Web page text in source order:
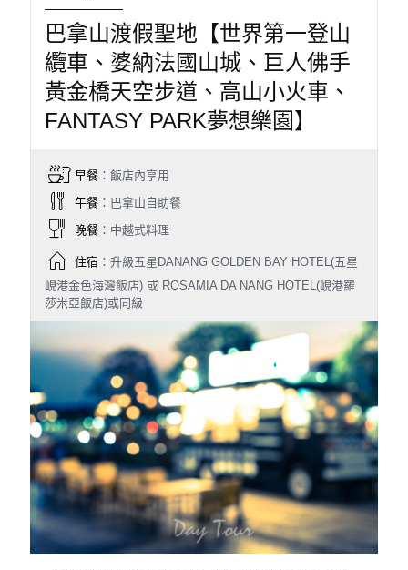
巴拿山渡假聖地【世界第一登山
纜車、婆納法國山城、巨人佛手
黃金橋天空步道、高山小火車、
FANTASY PARK夢想樂園】
早餐：飯店內享用
午餐：巴拿山自助餐
晚餐：中越式料理
住宿：升級五星DANANG GOLDEN BAY HOTEL(五星
峴港金色海灣飯店) 或 ROSAMIA DA NANG HOTEL(峴港羅
莎米亞飯店)或同級